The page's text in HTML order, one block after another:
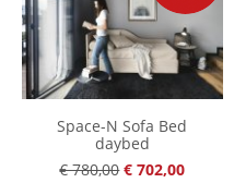
Space-N Sofa Bed
daybed
€ 780,00 € 702,00